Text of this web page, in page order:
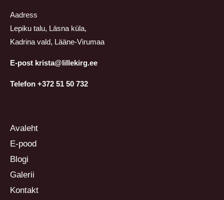
Aadress
Lepiku talu, Läsna küla,
Kadrina vald, Lääne-Virumaa
E-post krista@lillekirg.ee
Telefon +372 51 50 732
Avaleht
E-pood
Blogi
Galerii
Kontakt